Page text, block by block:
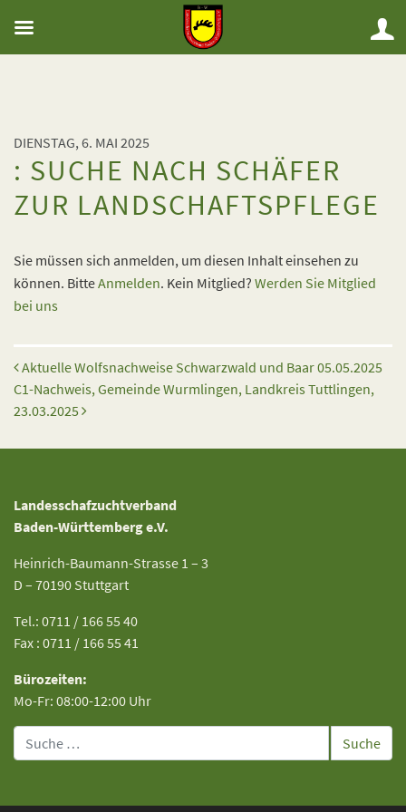
DIENSTAG, 6. MAI 2025
: SUCHE NACH SCHÄFER
ZUR LANDSCHAFTSPFLEGE
Sie müssen sich anmelden, um diesen Inhalt einsehen zu
können. BitteAnmelden. Kein Mitglied? Werden Sie Mitglied
bei uns
Beitrags-Navigation
Aktuelle Wolfsnachweise Schwarzwald und Baar 05.05.2025
C1-Nachweis, Gemeinde Wurmlingen, Landkreis Tuttlingen,
23.03.2025
Landesschafzuchtverband
Baden-Württemberg e.V.
Heinrich-Baumann-Strasse 1 – 3
D – 70190 Stuttgart
Tel.: 0711 / 166 55 40
Fax : 0711 / 166 55 41
Bürozeiten:
Mo-Fr: 08:00-12:00 Uhr
Suche